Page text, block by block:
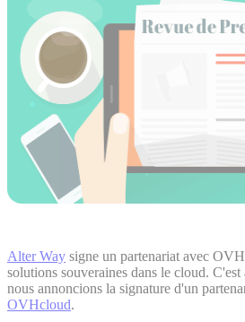
Alter Way signe un partenariat avec
solutions souveraines dans le cloud.
nous annoncions la signature d'un
OVHcloud.